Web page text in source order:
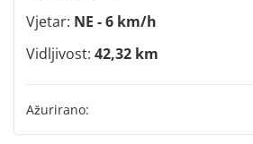
Vjetar: NE - 6 km/h
Vidljivost: 42,32 km
Ažurirano: